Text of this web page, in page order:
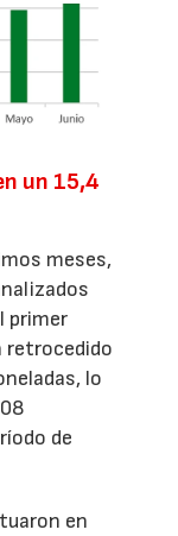
un 15,4
meses,
primer
retrocedido
lo
de
en